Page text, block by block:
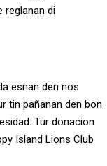
reglanan di
esnan den nos
tin pañanan den bon
Tur donacion
Island Lions Club